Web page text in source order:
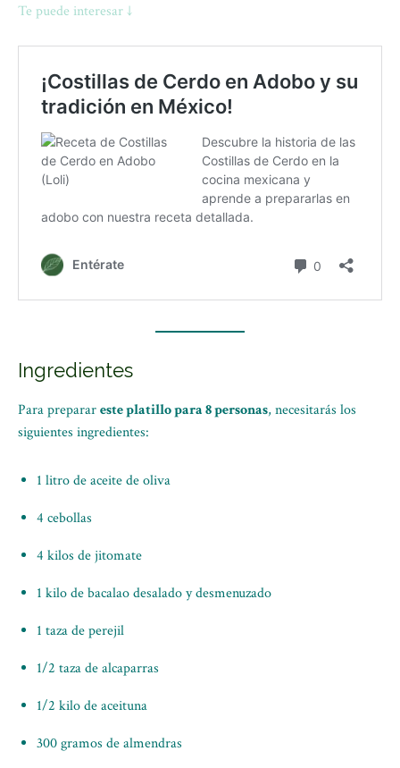
Te puede interesar ↓
Ingredientes
Para preparareste platillo para 8 personas, necesitarás los
siguientes ingredientes:
1 litro de aceite de oliva
4 cebollas
4 kilos de jitomate
1 kilo de bacalao desalado y desmenuzado
1 taza de perejil
1/2 taza de alcaparras
1/2 kilo de aceituna
300 gramos de almendras